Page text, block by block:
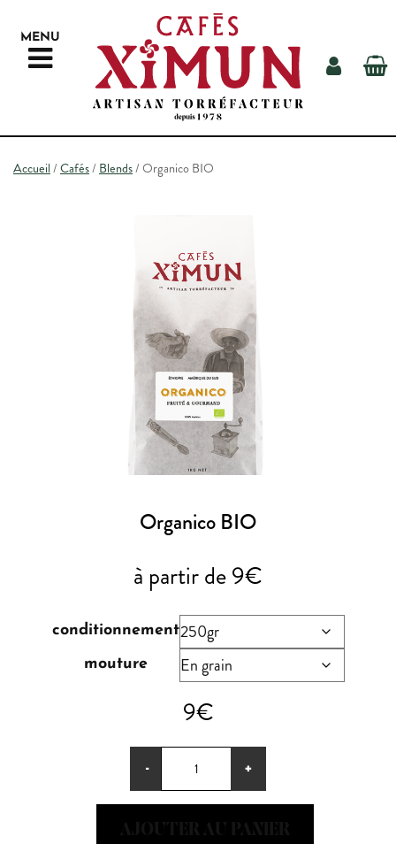
MENU
NOS REVENDEURS
RECHERCHE
ESPACE PROS
ACTU & BLOG
NOTRE FACEBOOK
NOTRE INSTAGRAM
Accueil / Cafés/ Blends/ Organico BIO
Organico BIO
à partir de9€
conditionnement
mouture
9€
-
de
Organico
+